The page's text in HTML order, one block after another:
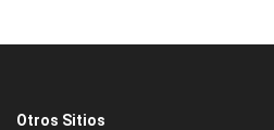
Otros Sitios